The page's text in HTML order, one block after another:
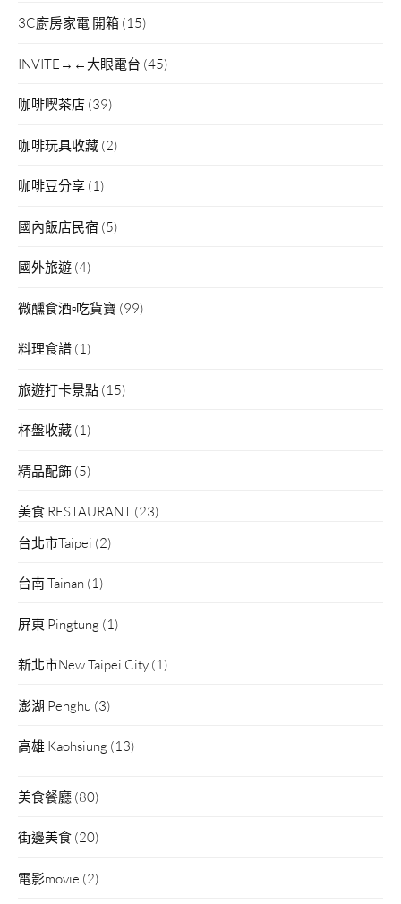
3C廚房家電 開箱 (15)
INVITE→←大眼電台 (45)
咖啡喫茶店 (39)
咖啡玩具收藏 (2)
咖啡豆分享 (1)
國內飯店民宿 (5)
國外旅遊 (4)
微醺食酒▫吃貨寶 (99)
料理食譜 (1)
旅遊打卡景點 (15)
杯盤收藏 (1)
精品配飾 (5)
美食 RESTAURANT (23)
台北市Taipei (2)
台南 Tainan (1)
屏東 Pingtung (1)
新北市New Taipei City (1)
澎湖 Penghu (3)
高雄 Kaohsiung (13)
美食餐廳 (80)
街邊美食 (20)
電影movie (2)